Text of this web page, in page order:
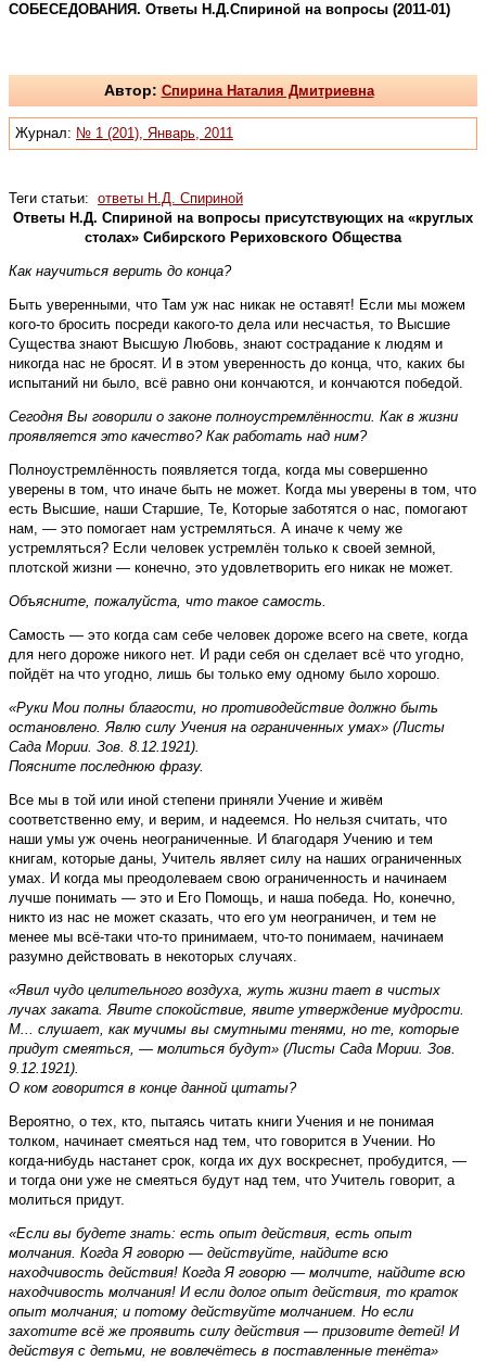
СОБЕСЕДОВАНИЯ. Ответы Н.Д.Спириной на вопросы (2011-01)
Автор: Спирина Наталия Дмитриевна
Журнал: № 1 (201), Январь, 2011
Теги статьи: ответы Н.Д. Спириной
Ответы Н.Д. Спириной на вопросы присутствующих на «круглых
столах» Сибирского Рериховского Общества
Как научиться верить до конца?
Быть уверенными, что Там уж нас никак не оставят! Если мы можем
кого-то бросить посреди какого-то дела или несчастья, то Высшие
Существа знают Высшую Любовь, знают сострадание к людям и
никогда нас не бросят. И в этом уверенность до конца, что, каких бы
испытаний ни было, всё равно они кончаются, и кончаются победой.
Сегодня Вы говорили о законе полноустремлённости. Как в жизни
проявляется это качество? Как работать над ним?
Полноустремлённость появляется тогда, когда мы совершенно
уверены в том, что иначе быть не может. Когда мы уверены в том, что
есть Высшие, наши Старшие, Те, Которые заботятся о нас, помогают
нам, — это помогает нам устремляться. А иначе к чему же
уcтремляться? Если человек устремлён только к своей земной,
плотской жизни — конечно, это удовлетворить его никак не может.
Объясните, пожалуйста, что такое самость.
Самость — это когда сам себе человек дороже всего на свете, когда
для него дороже никого нет. И ради себя он сделает всё что угодно,
пойдёт на что угодно, лишь бы только ему одному было хорошо.
«Руки Мои полны благости, но противодействие должно быть
остановлено. Явлю силу Учения на ограниченных умах» (Листы
Сада Мории. Зов. 8.12.1921).
Поясните последнюю фразу.
Все мы в той или иной степени приняли Учение и живём
соответственно ему, и верим, и надеемся. Но нельзя считать, что
наши умы уж очень неограниченные. И благодаря Учению и тем
книгам, которые даны, Учитель являет силу на наших ограниченных
умах. И когда мы преодолеваем свою ограниченность и начинаем
лучше понимать — это и Его Помощь, и наша победа. Но, конечно,
никто из нас не может сказать, что его ум неограничен, и тем не
менее мы всё-таки что-то принимаем, что-то понимаем, начинаем
разумно действовать в некоторых случаях.
«Явил чудо целительного воздуха, жуть жизни тает в чистых
лучах заката. Явите спокойствие, явите утверждение мудрости.
М... слушает, как мучимы вы смутными тенями, но те, которые
придут смеяться, — молиться будут» (Листы Сада Мории. Зов.
9.12.1921).
О ком говорится в конце данной цитаты?
Вероятно, о тех, кто, пытаясь читать книги Учения и не понимая
толком, начинает смеяться над тем, что говорится в Учении. Но
когда-нибудь настанет срок, когда их дух воскреснет, пробудится, —
и тогда они уже не смеяться будут над тем, что Учитель говорит, а
молиться придут.
«Если вы будете знать: есть опыт действия, есть опыт
молчания. Когда Я говорю — действуйте, найдите всю
находчивость действия! Когда Я говорю — молчите, найдите всю
находчивость молчания! И если долог опыт действия, то краток
опыт молчания; и потому действуйте молчанием. Но если
захотите всё же проявить силу действия — призовите детей! И
действуя с детьми, не вовлечётесь в поставленные тенёта»